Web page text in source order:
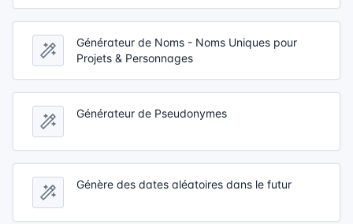
Générateur de Noms - Noms Uniques pour
Projets & Personnages
Générateur de Pseudonymes
Génère des dates aléatoires dans le futur